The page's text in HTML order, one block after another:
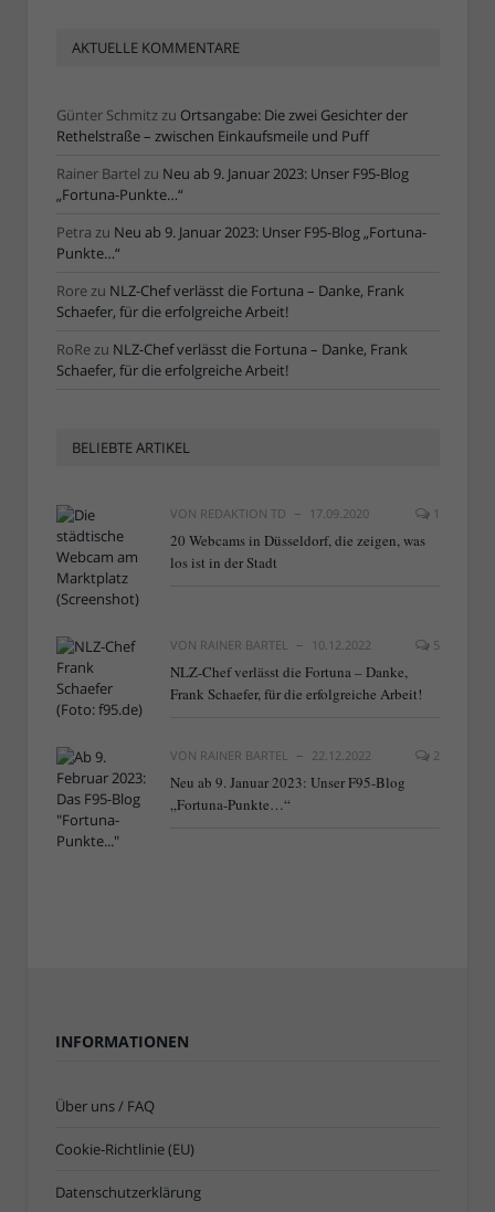
AKTUELLE KOMMENTARE
Günter Schmitzzu Ortsangabe: Die zwei Gesichter der
Rethelstraße – zwischen Einkaufsmeile und Puff
Rainer Bartel zu Neu ab 9. Januar 2023: Unser F95-Blog
„Fortuna-Punkte…“
Petra zu Neu ab 9. Januar 2023: Unser F95-Blog „Fortuna-
Punkte…“
Rorezu NLZ-Chef verlässt die Fortuna – Danke, Frank
Schaefer, für die erfolgreiche Arbeit!
RoRezu NLZ-Chef verlässt die Fortuna – Danke, Frank
Schaefer, für die erfolgreiche Arbeit!
BELIEBTE ARTIKEL
VON REDAKTION TD 17.09.2020 1
20 Webcams in Düsseldorf, die zeigen, was
los ist in der Stadt
VON RAINER BARTEL 10.12.2022 5
NLZ-Chef verlässt die Fortuna – Danke,
Frank Schaefer, für die erfolgreiche Arbeit!
VON RAINER BARTEL 22.12.2022 2
Neu ab 9. Januar 2023: Unser F95-Blog
„Fortuna-Punkte…“
INFORMATIONEN
Über uns / FAQ
Cookie-Richtlinie (EU)
Datenschutzerklärung